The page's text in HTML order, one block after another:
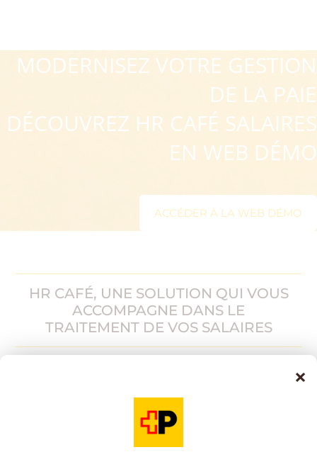
×
MODERNISEZ VOTRE GESTION
DE LA PAIE
DÉCOUVREZ HR CAFÉ SALAIRES
EN WEB DÉMO
ACCÉDER À LA WEB DÉMO
HR CAFÉ, UNE SOLUTION QUI VOUS
ACCOMPAGNE DANS LE
TRAITEMENT DE VOS SALAIRES